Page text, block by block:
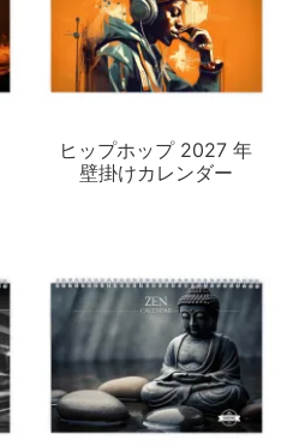
ヒップホップ 2027 年
壁掛けカレンダー